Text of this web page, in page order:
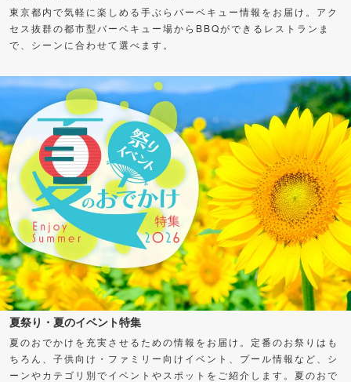
東京都内で気軽に楽しめる手ぶらバーベキュー情報をお届け。アク
セス抜群の都市型バーベキュー場からBBQができるレストランま
で、シーンに合わせて選べます。
夏祭り・夏のイベント特集
夏のおでかけを充実させるための情報をお届け。定番のお祭りはも
ちろん、子供向け・ファミリー向けイベント、プール情報など、シ
ーンやカテゴリ別でイベントやスポットをご紹介します。夏のおで